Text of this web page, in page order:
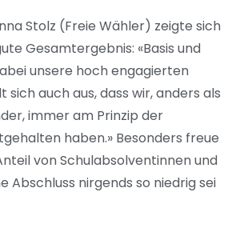
Stolz (Freie Wähler) zeigte sich
Gesamtergebnis: «Basis und
unsere hoch engagierten
sich auch aus, dass wir, anders als
immer am Prinzip der
haben.» Besonders freue
von Schulabsolventinnen und
Abschluss nirgends so niedrig sei